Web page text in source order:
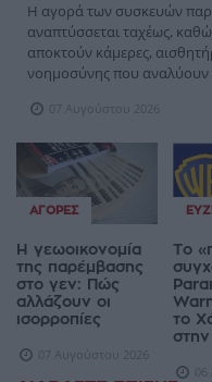
Η αγορά των συσκευών
αναπτύσσεται ταχέως,
αποκτούν κάμερες,
νοημοσύνης που αναλύουν
07 Αυγούστου 2026
ΑΓΟΡΈΣ
Η γεωοικονομία
της παρέμβασης
στο γεν: Πώς
αλλάζουν οι
ισορροπίες
07 Αυγούστου 2026
Το
το